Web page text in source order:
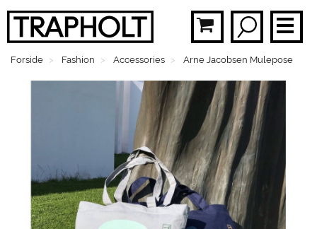
Forside Fashion Accessories Arne Jacobsen Mulepose